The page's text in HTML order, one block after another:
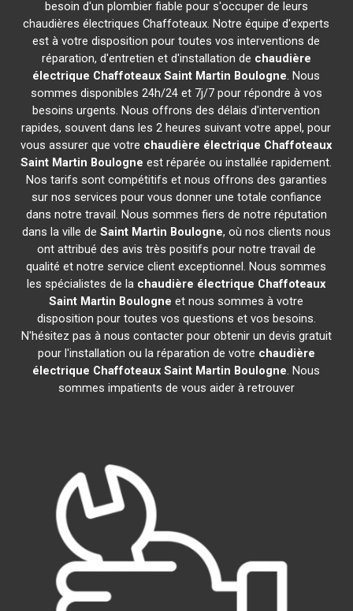
besoin d'un plombier fiable pour s'occuper de leurs
chaudières électriques Chaffoteaux. Notre équipe d'experts
est à votre disposition pour toutes vos interventions de
réparation, d'entretien et d'installation de chaudière
électrique Chaffoteaux Saint Martin Boulogne. Nous
sommes disponibles 24h/24 et 7j/7 pour répondre à vos
besoins urgents. Nous offrons des délais d'intervention
rapides, souvent dans les 2 heures suivant votre appel, pour
vous assurer que votre chaudière électrique Chaffoteaux
Saint Martin Boulogne est réparée ou installée rapidement.
Nos tarifs sont compétitifs et nous offrons des garanties
sur nos services pour vous donner une totale confiance
dans notre travail. Nous sommes fiers de notre réputation
dans la ville de Saint Martin Boulogne, où nos clients nous
ont attribué des avis très positifs pour notre travail de
qualité et notre service client exceptionnel. Nous sommes
les spécialistes de la chaudière électrique Chaffoteaux
Saint Martin Boulogne et nous sommes à votre
disposition pour toutes vos questions et vos besoins.
N'hésitez pas à nous contacter pour obtenir un devis gratuit
pour l'installation ou la réparation de votre chaudière
électrique Chaffoteaux Saint Martin Boulogne. Nous
sommes impatients de vous aider à retrouver